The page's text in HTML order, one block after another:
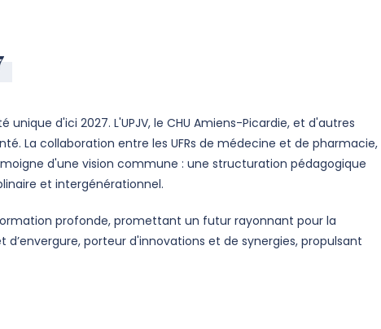
d'ici 2027. L'UPJV, le CHU Amiens-Picardie, et d'autres
La collaboration entre les UFRs de médecine et de pharmacie,
d'une vision commune : une structuration pédagogique
et intergénérationnel.
profonde, promettant un futur rayonnant pour la
porteur d'innovations et de synergies, propulsant